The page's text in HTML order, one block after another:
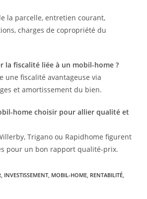
la parcelle, entretien courant,
charges de copropriété du
la fiscalité liée à un mobil-home ?
une fiscalité avantageuse via
et amortissement du bien.
home choisir pour allier qualité et
Trigano ou Rapidhome figurent
pour un bon rapport qualité-prix.
, INVESTISSEMENT, MOBIL-HOME, RENTABILITÉ,